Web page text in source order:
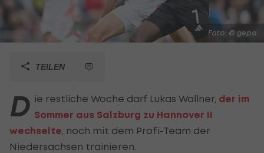
Foto: © gepa
TEILEN
D ie restliche Woche darf Lukas Wallner, der im
Sommer aus Salzburg zu Hannover II
wechselte , noch mit dem Profi-Team der
Niedersachsen trainieren.